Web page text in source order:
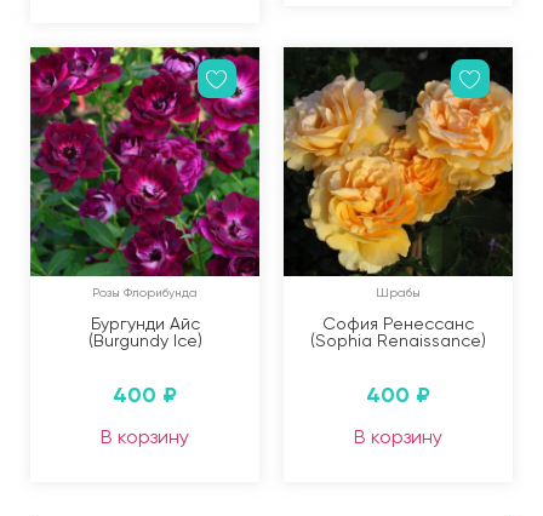
Розы Флорибунда
Бургунди Айс
(Burgundy Ice)
400 ₽
В корзину
Шрабы
София Ренессанс
(Sophia Renaissance)
400 ₽
В корзину